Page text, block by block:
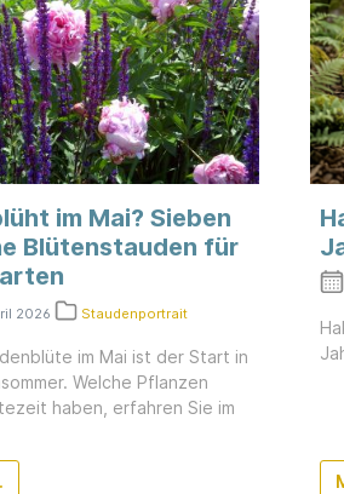
im Mai? Sieben
Blütenstauden für
2026 Staudenportrait
im Mai ist der Start in
Welche Pflanzen
haben, erfahren Sie im